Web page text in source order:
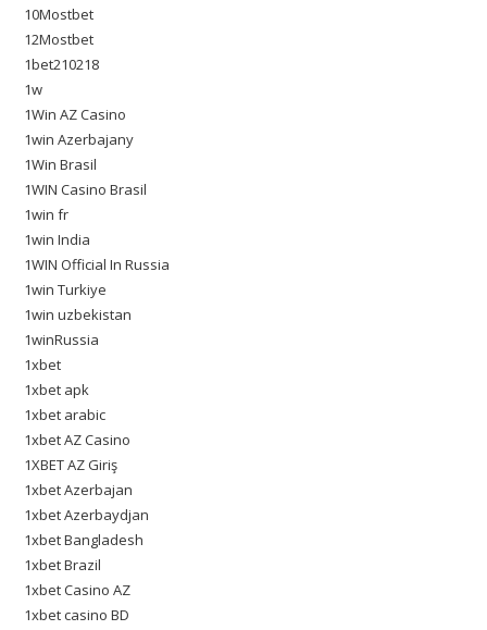
10Mostbet
12Mostbet
1bet210218
1w
1Win AZ Casino
1win Azerbajany
1Win Brasil
1WIN Casino Brasil
1win fr
1win India
1WIN Official In Russia
1win Turkiye
1win uzbekistan
1winRussia
1xbet
1xbet apk
1xbet arabic
1xbet AZ Casino
1XBET AZ Giriş
1xbet Azerbajan
1xbet Azerbaydjan
1xbet Bangladesh
1xbet Brazil
1xbet Casino AZ
1xbet casino BD